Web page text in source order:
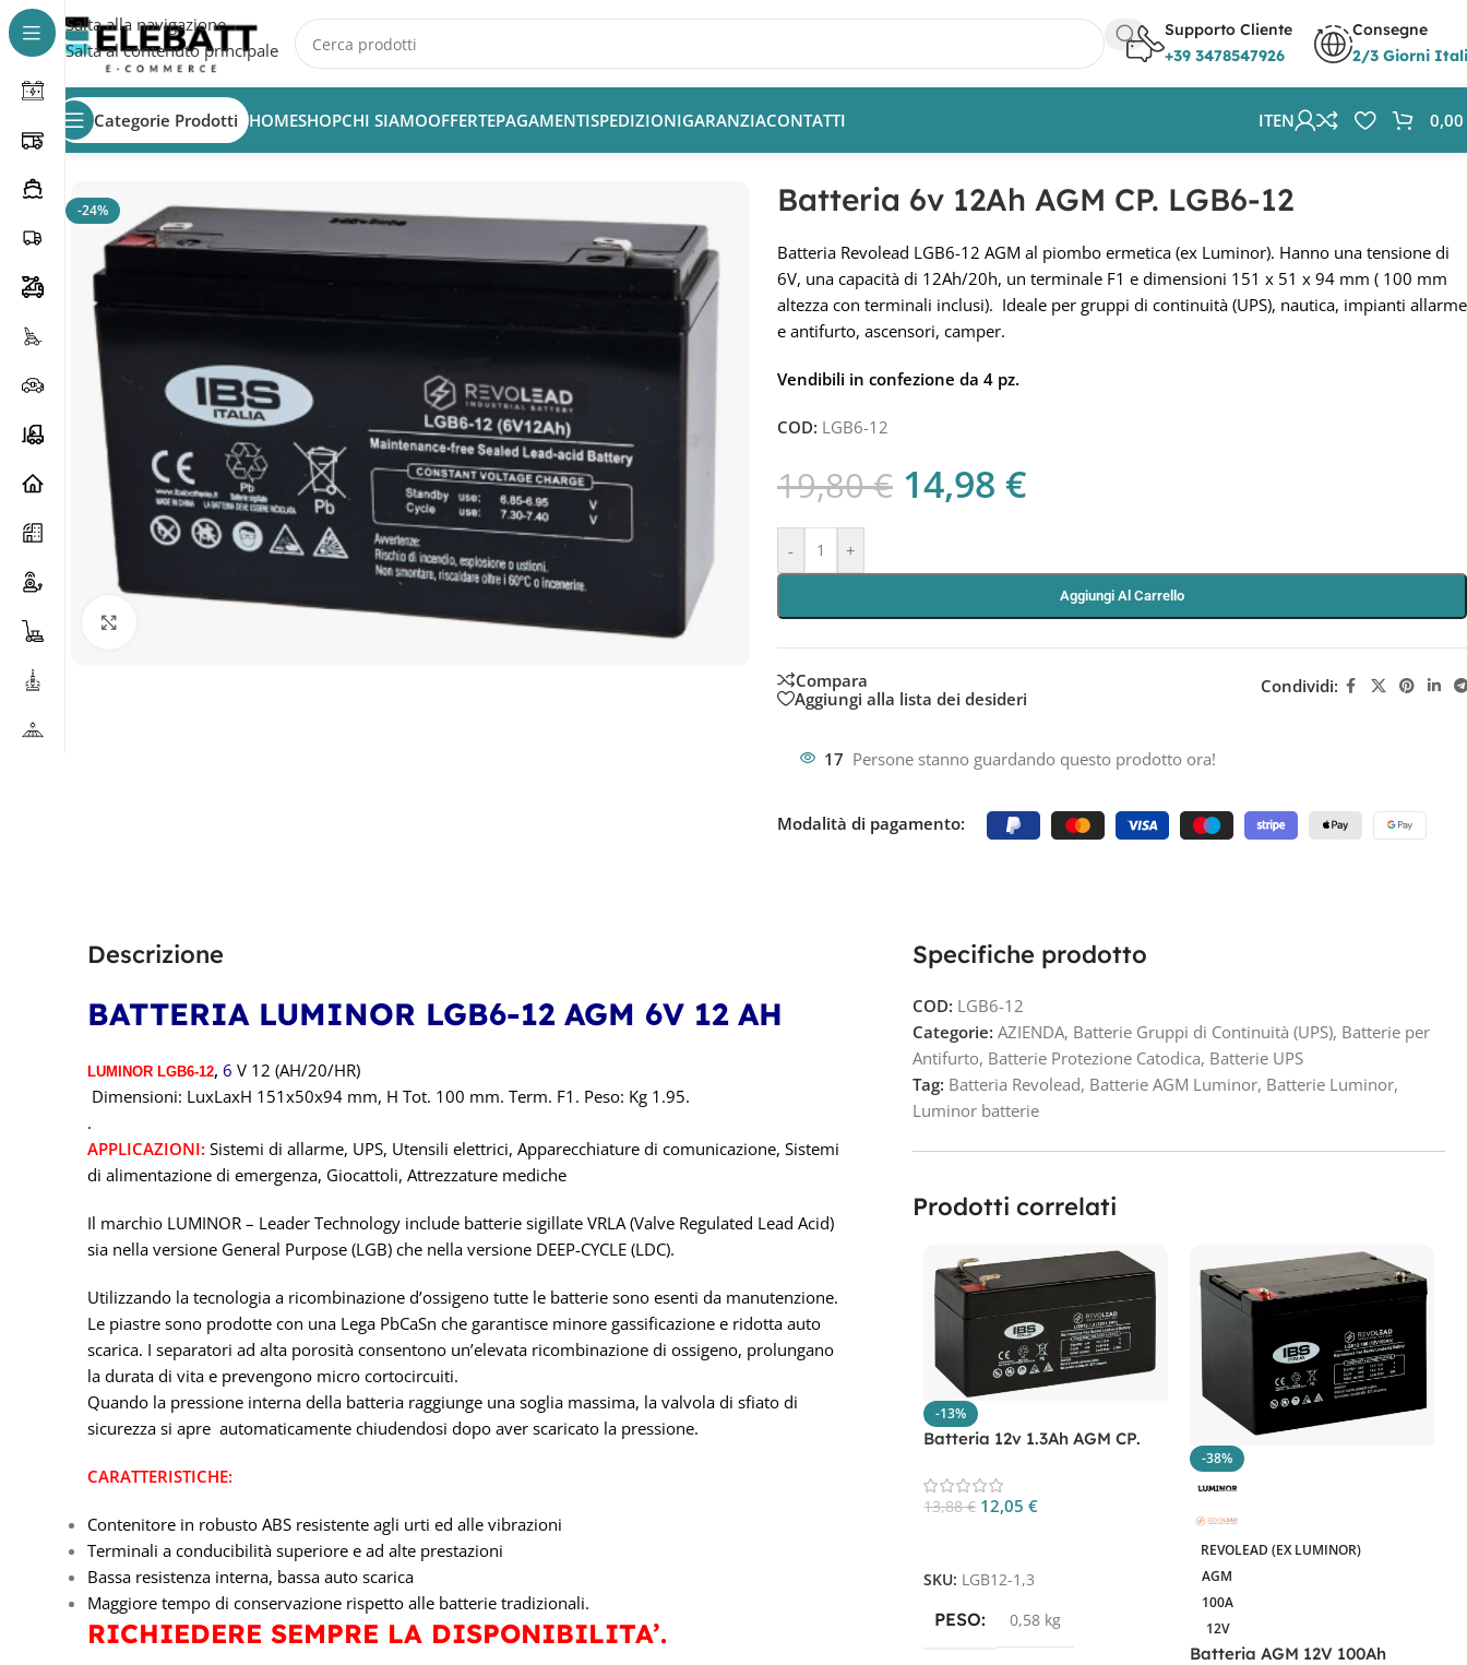
Salta alla navigazione
Salta al contenuto principale
Supporto Cliente
+39 3478547926
Consegne
2/3 Giorni
Categorie Prodotti HOMESHOPCHI SIAMOOFFERTEPAGAMENTISPEDIZIONIGARANZIACONTATTI ITEN
0,00
Home/AZIENDA/Batteria 6v 12Ah AGM CP. LGB6-12
-24% Batteria 6v 12Ah AGM CP. LGB6-12
Batteria Revolead LGB6-12 AGM al piombo ermetica (ex Luminor). Hanno una tensione di
6V, una capacità di 12Ah/20h, un terminale F1 e dimensioni 151 x 51 x 94 mm ( 100 mm
altezza con terminali inclusi). Ideale per gruppi di continuità (UPS), nautica, impianti allarme
e antifurto, ascensori, camper.
Vendibili in confezione da 4 pz.
COD: LGB6-12
19,80€ 14,98 €
- +
Aggiungi Al Carrello
Compara
Aggiungi alla lista dei desideri
Condividi:
17 Persone stanno guardando questo prodotto ora!
Modalità di pagamento:
Descrizione
BATTERIA LUMINOR LGB6-12 AGM 6V 12 AH
LUMINOR LGB6-12, 6 V 12 (AH/20/HR)
Dimensioni: LuxLaxH 151x50x94 mm, H Tot. 100 mm. Term. F1. Peso: Kg 1.95.
.
APPLICAZIONI: Sistemi di allarme, UPS, Utensili elettrici, Apparecchiature di comunicazione, Sistemi
di alimentazione di emergenza, Giocattoli, Attrezzature mediche
Il marchio LUMINOR – Leader Technology include batterie sigillate VRLA (Valve Regulated Lead Acid)
sia nella versione General Purpose (LGB) che nella versione DEEP-CYCLE (LDC).
Utilizzando la tecnologia a ricombinazione d’ossigeno tutte le batterie sono esenti da manutenzione.
Le piastre sono prodotte con una Lega PbCaSn che garantisce minore gassificazione e ridotta auto
scarica. I separatori ad alta porosità consentono un’elevata ricombinazione di ossigeno, prolungano
la durata di vita e prevengono micro cortocircuiti.
Quando la pressione interna della batteria raggiunge una soglia massima, la valvola di sfiato di
sicurezza si apre automaticamente chiudendosi dopo aver scaricato la pressione.
CARATTERISTICHE:
Contenitore in robusto ABS resistente agli urti ed alle vibrazioni
Terminali a conducibilità superiore e ad alte prestazioni
Bassa resistenza interna, bassa auto scarica
Maggiore tempo di conservazione rispetto alle batterie tradizionali.
RICHIEDERE SEMPRE LA DISPONIBILITA’.
Specifiche prodotto
COD: LGB6-12
Categorie: AZIENDA, Batterie Gruppi di Continuità (UPS), Batterie per
Antifurto, Batterie Protezione Catodica, Batterie UPS
Tag: Batteria Revolead, Batterie AGM Luminor, Batterie Luminor,
Luminor batterie
Prodotti correlati
-13%
Batteria 12v 1.3Ah AGM CP.
13,88€ 12,05€
SKU: LGB12-1,3
PESO 0,58 kg
-38%
REVOLEAD (EX LUMINOR)
AGM
100A
12V
Batteria AGM 12V 100Ah